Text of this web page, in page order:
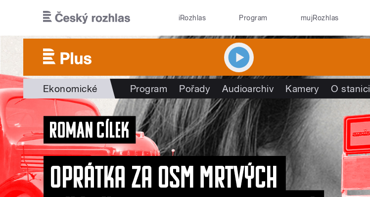
iRozhlas Program mujRozhlas
Ekonomické Program Pořady Audioarchiv Kamery O stanici